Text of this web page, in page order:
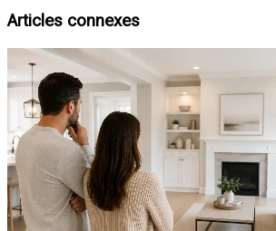
Articles connexes